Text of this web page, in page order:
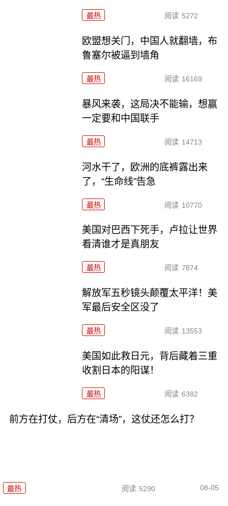
最热 阅读 5272
欧盟想关门，中国人就翻墙，布
鲁塞尔被逼到墙角
最热 阅读 16169
暴风来袭，这局决不能输，想赢
一定要和中国联手
最热 阅读 14713
河水干了，欧洲的底裤露出来
了，“生命线”告急
最热 阅读 10770
美国对巴西下死手，卢拉让世界
看清谁才是真朋友
最热 阅读 7874
解放军五秒镜头颠覆太平洋！美
军最后安全区没了
最热 阅读 13553
美国如此救日元，背后藏着三重
收割日本的阳谋！
最热 阅读 6382
前方在打仗，后方在“清场”，这仗还怎么打？
最热 阅读 5290 08-05